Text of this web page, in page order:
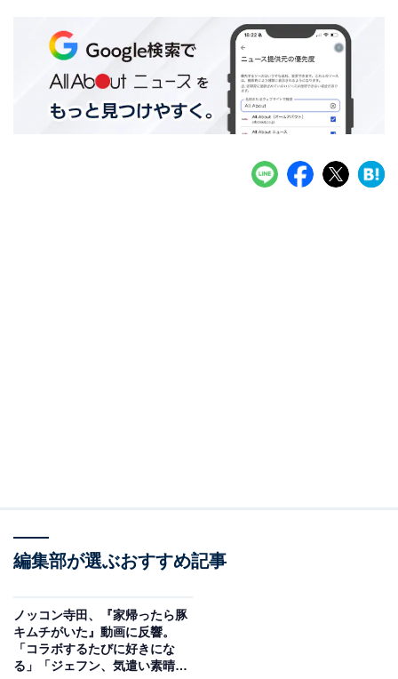
編集部が選ぶおすすめ記事
ノッコン寺田、『家帰ったら豚
キムチがいた』動画に反響。
「コラボするたびに好きにな
る」「ジェフン、気遣い素晴ら